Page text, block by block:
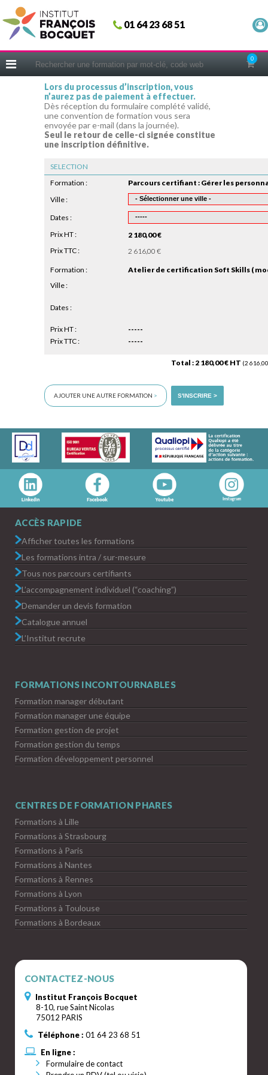
01 64 23 68 51
0
Fermer
ACCUEIL
CERIFICATIONS
INTRAS | SUR-MESURE
COACHING
EN PRATIQUE
CONSEILS MICRO-COACHING
PODCAST
WEBINAIRES
QUESTIONNAIRE GRATUIT
Lors du processus d’inscription, vous
n’aurez pas de paiement à effectuer.
Dès réception du formulaire complété validé,
une convention de formation vous sera
envoyée par e-mail (dans la journée).
Seul le retour de celle-ci signée constitue
une inscription définitive.
Total : 2 180,00 € HT (2
Formation :
Ville :
Dates :
Prix HT :
2 180,00 €
Prix TTC :
2 616,00 €
SELECTION
Formation :
Ville :
Dates :
Prix HT :
-----
Prix TTC :
-----
AJOUTER UNE AUTRE FORMATION > S'INSCRIRE >
ACCÈS RAPIDE
Afficher toutes les formations
Les formations intra / sur-mesure
Tous nos parcours certifiants
L’accompagnement individuel (“coaching”)
Demander un devis formation
Catalogue annuel
L’Institut recrute
FORMATIONS INCONTOURNABLES
Formation manager débutant
Formation manager une équipe
Formation gestion de projet
Formation gestion du temps
Formation développement personnel
CENTRES DE FORMATION PHARES
Formations à Lille
Formations à Strasbourg
Formations à Paris
Formations à Nantes
Formations à Rennes
Formations à Lyon
Formations à Toulouse
Formations à Bordeaux
CONTACTEZ-NOUS
Institut François Bocquet
8-10, rue Saint Nicolas
75012 PARIS
Téléphone : 01 64 23 68 51
En ligne :
Formulaire de contact